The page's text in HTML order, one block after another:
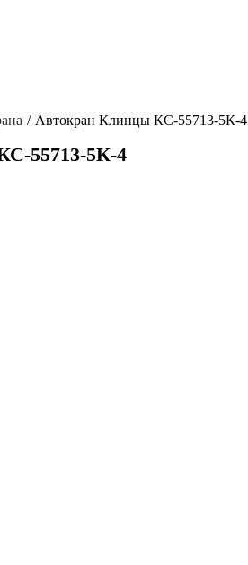
Автокран Клинцы КС-55713-5К-4
55713-5К-4